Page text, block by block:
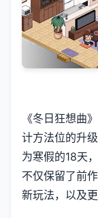
《冬日狂想曲
计方法位的升
为寒假的18天
不仅保留了前
新玩法​​，以及